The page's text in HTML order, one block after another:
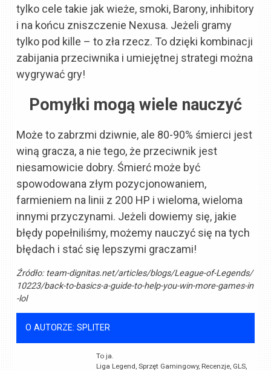
tylko cele takie jak wieże, smoki, Barony, inhibitory
i na końcu zniszczenie Nexusa. Jeżeli gramy
tylko pod kille – to zła rzecz. To dzięki kombinacji
zabijania przeciwnika i umiejętnej strategi można
wygrywać gry!
Pomyłki mogą wiele nauczyć
Może to zabrzmi dziwnie, ale 80-90% śmierci jest
winą gracza, a nie tego, że przeciwnik jest
niesamowicie dobry. Śmierć może być
spowodowana złym pozycjonowaniem,
farmieniem na linii z 200 HP i wieloma, wieloma
innymi przyczynami. Jeżeli dowiemy się, jakie
błędy popełniliśmy, możemy nauczyć się na tych
błędach i stać się lepszymi graczami!
Źródło:team-dignitas.net/articles/blogs/League-of-Legends/
10223/back-to-basics-a-guide-to-help-you-win-more-games-in
-lol
O AUTORZE: SPLITER
To ja.
Liga Legend, Sprzęt Gamingowy, Recenzje, GLS,